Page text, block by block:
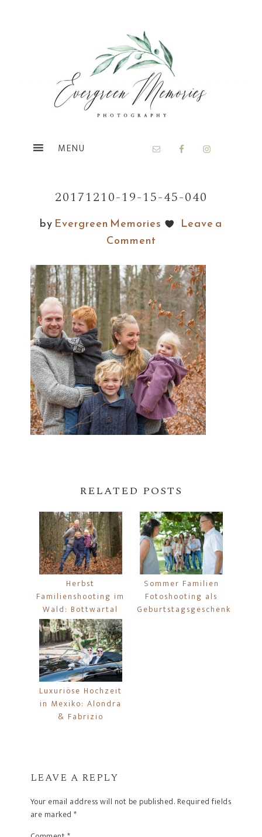
20171210-19-15-45-040
by Evergreen Memories
Leave a
Comment
RELATED POSTS
Herbst
Familienshooting im
Wald: Bottwartal
Sommer Familien
Fotoshooting als
Geburtstagsgeschenk
Luxuriöse Hochzeit
in Mexiko: Alondra
& Fabrizio
LEAVE A REPLY
Your email address will not be published. Required fields
are marked*